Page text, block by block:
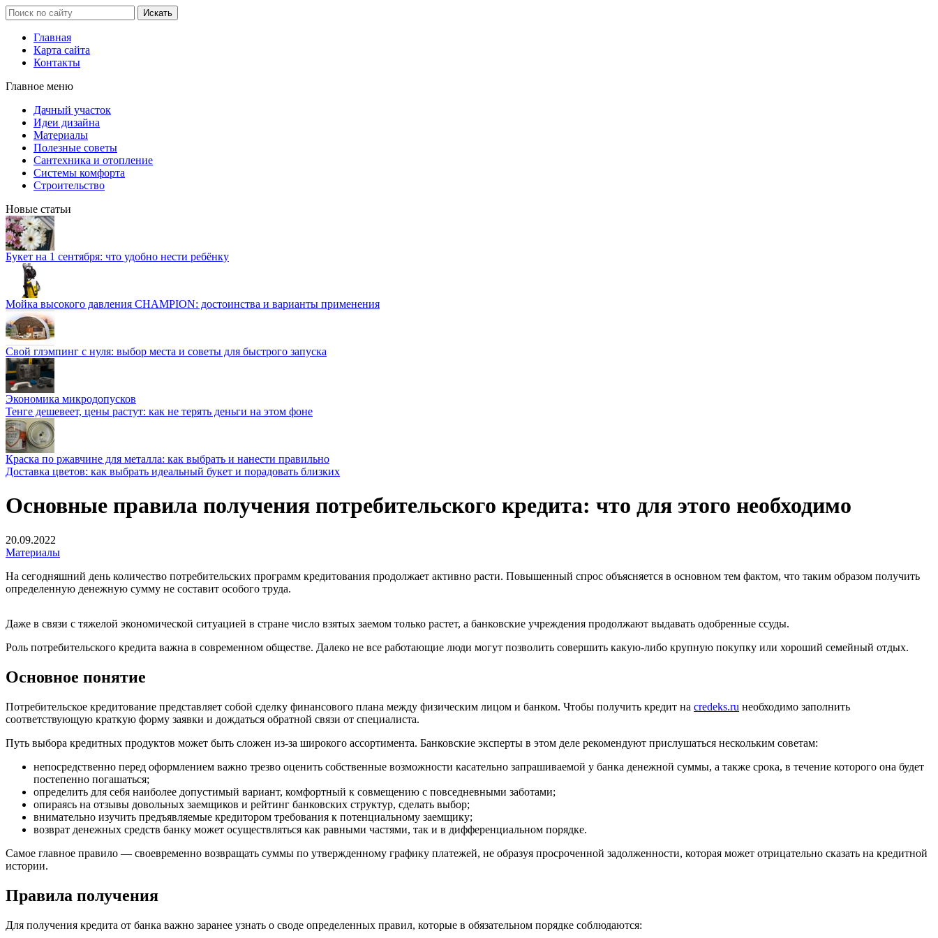
Главная
Карта сайта
Контакты
Главное меню
Дачный участок
Идеи дизайна
Материалы
Полезные советы
Сантехника и отопление
Системы комфорта
Строительство
Новые статьи
Букет на 1 сентября: что удобно нести ребёнку
Мойка высокого давления CHAMPION: достоинства и варианты применения
Свой глэмпинг с нуля: выбор места и советы для быстрого запуска
Экономика микродопусков
Тенге дешевеет, цены растут: как не терять деньги на этом фоне
Краска по ржавчине для металла: как выбрать и нанести правильно
Доставка цветов: как выбрать идеальный букет и порадовать близких
Основные правила получения потребительского кредита: что для этого необходимо
20.09.2022
Материалы
На сегодняшний день количество потребительских программ кредитования продолжает активно расти. Повышенный спрос объясняется в основном тем фактом, что таким образом получить
определенную денежную сумму не составит особого труда.
Даже в связи с тяжелой экономической ситуацией в стране число взятых заемом только растет, а банковские учреждения продолжают выдавать одобренные ссуды.
Роль потребительского кредита важна в современном обществе. Далеко не все работающие люди могут позволить совершить какую-либо крупную покупку или хороший семейный отдых.
Основное понятие
Потребительское кредитование представляет собой сделку финансового плана между физическим лицом и банком. Чтобы получить кредит на credeks.ru необходимо заполнить
соответствующую краткую форму заявки и дождаться обратной связи от специалиста.
Путь выбора кредитных продуктов может быть сложен из-за широкого ассортимента. Банковские эксперты в этом деле рекомендуют прислушаться нескольким советам:
непосредственно перед оформлением важно трезво оценить собственные возможности касательно запрашиваемой у банка денежной суммы, а также срока, в течение которого она будет
постепенно погашаться;
определить для себя наиболее допустимый вариант, комфортный к совмещению с повседневными заботами;
опираясь на отзывы довольных заемщиков и рейтинг банковских структур, сделать выбор;
внимательно изучить предъявляемые кредитором требования к потенциальному заемщику;
возврат денежных средств банку может осуществляться как равными частями, так и в дифференциальном порядке.
Самое главное правило — своевременно возвращать суммы по утвержденному графику платежей, не образуя просроченной задолженности, которая может отрицательно сказать на кредитной
истории.
Правила получения
Для получения кредита от банка важно заранее узнать о своде определенных правил, которые в обязательном порядке соблюдаются: